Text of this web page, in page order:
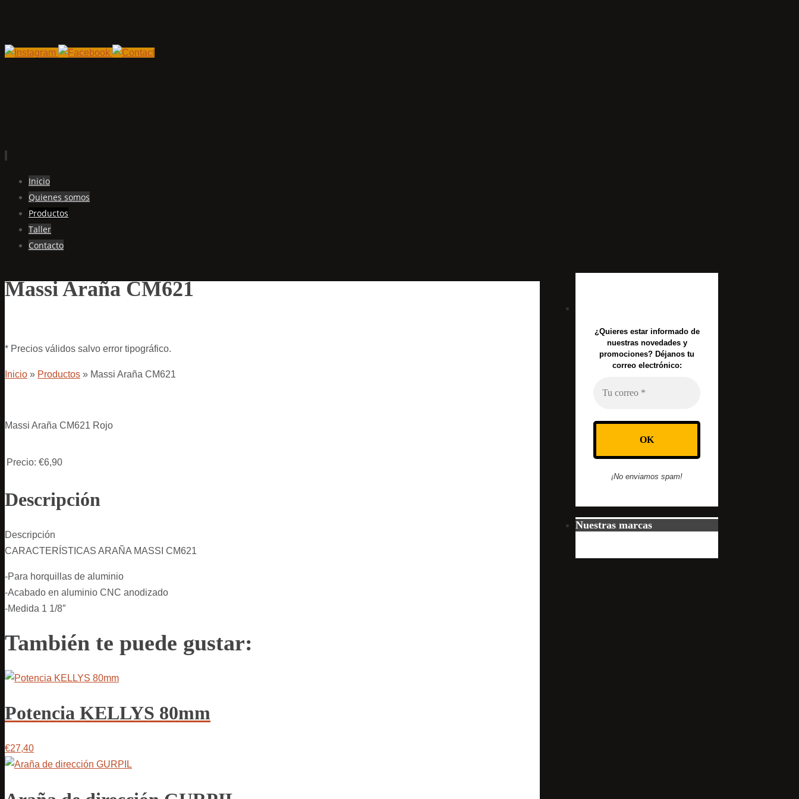
contenido
Inicio
Quienes somos
Productos
Taller
Contacto
Massi Araña CM621
* Precios válidos salvo error tipográfico.
Inicio » Productos » Massi Araña CM621
Massi Araña CM621 Rojo
Precio: €6,90
Descripción
Descripción
CARACTERÍSTICAS ARAÑA MASSI CM621
-Para horquillas de aluminio
-Acabado en aluminio CNC anodizado
-Medida 1 1/8″
También te puede gustar:
Potencia KELLYS 80mm
€27,40
¿Quieres estar informado de
nuestras novedades y
promociones? Déjanos tu
correo electrónico:
¡No enviamos spam!
Nuestras marcas